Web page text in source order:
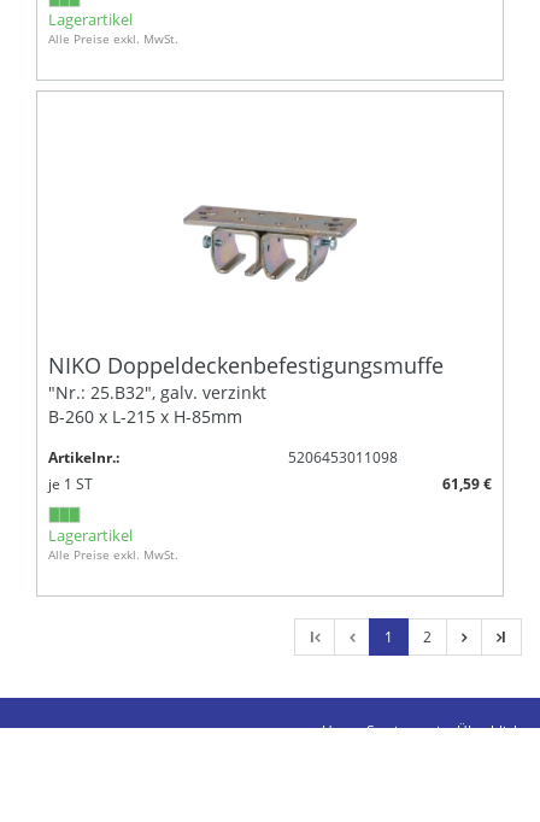
Lagerartikel
Alle Preise exkl. MwSt.
NIKO Doppeldeckenbefestigungsmuffe
"Nr.: 25.B32", galv. verzinkt
B-260 x L-215 x H-85mm
Artikelnr.:
5206453011098
je 1 ST 61,59 €
Lagerartikel
Alle Preise exkl. MwSt.
l 1 2 l
Unser Sortiment im Überblick